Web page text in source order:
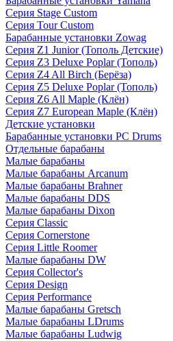
Серия Stage Custom
Серия Tour Custom
Барабанные установки Zowag
Серия Z1 Junior (Тополь Детские)
Серия Z3 Deluxe Poplar (Тополь)
Серия Z4 All Birch (Берёза)
Серия Z5 Deluxe Poplar (Тополь)
Серия Z6 All Maple (Клён)
Серия Z7 European Maple (Клён)
Детские установки
Барабанные установки PC Drums
Отдельные барабаны
Малые барабаны
Малые барабаны Arcanum
Малые барабаны Brahner
Малые барабаны DDS
Малые барабаны Dixon
Серия Classic
Серия Cornerstone
Серия Little Roomer
Малые барабаны DW
Серия Collector's
Серия Design
Серия Performance
Малые барабаны Gretsch
Малые барабаны LDrums
Малые барабаны Ludwig